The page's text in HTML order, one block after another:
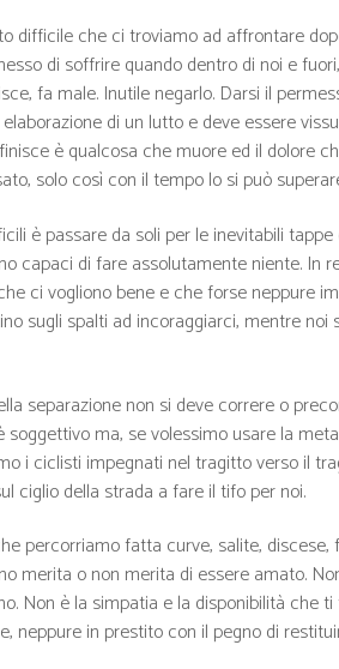
difficile che ci troviamo ad affrontare
di soffrire quando dentro di noi e
fa male. Inutile negarlo. Darsi il
di un lutto e deve essere
è qualcosa che muore ed il dolore
solo così con il tempo lo si può
è passare da soli per le inevitabili
capaci di fare assolutamente niente. In
ci vogliono bene e che forse neppure
sugli spalti ad incoraggiarci, mentre noi
separazione non si deve correre o
ma, se volessimo usare la
i ciclisti impegnati nel tragitto verso il
ciglio della strada a fare il tifo per noi.
percorriamo fatta curve, salite, discese,
merita o non merita di essere amato.
Non è la simpatia e la disponibilità che ti
neppure in prestito con il pegno di